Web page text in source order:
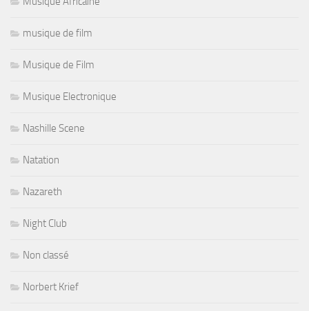
musique de film
Musique de Film
Musique Electronique
Nashille Scene
Natation
Nazareth
Night Club
Non classé
Norbert Krief